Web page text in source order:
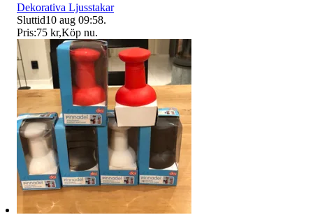
Dekorativa Ljusstakar
Sluttid10 aug 09:58.
Pris:75 kr,Köp nu.